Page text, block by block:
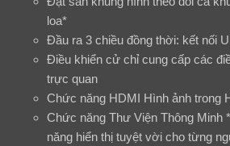
loa*
Đầu ra 3 chiều đồng thời: kết nối
Điều khiển cử chỉ cung cấp các
trực quan
Chức năng HDMI Hình ảnh trong
Chức năng Thư Viện Thông Minh
năng hiển thị tuyệt vời cho từng